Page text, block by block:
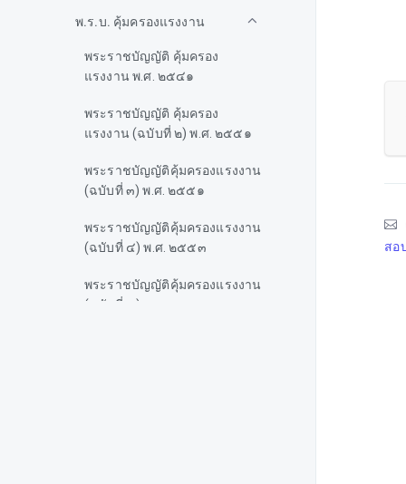
พ.ร.บ. คุ้มครองแรงงาน
พระราชบัญญัติ คุ้มครอง
แรงงาน พ.ศ. ๒๕๔๑
พระราชบัญญัติ คุ้มครอง
แรงงาน (ฉบับที่ ๒) พ.ศ. ๒๕๕๑
พระราชบัญญัติคุ้มครองแรงงาน
(ฉบับที่ ๓) พ.ศ. ๒๕๕๑
พระราชบัญญัติคุ้มครองแรงงาน
(ฉบับที่ ๔) พ.ศ. ๒๕๕๓
พระราชบัญญัติคุ้มครองแรงงาน
(ฉบับที่ ๕) พ.ศ. ๒๕๖๐
สอ